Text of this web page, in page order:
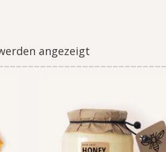
angezeigt